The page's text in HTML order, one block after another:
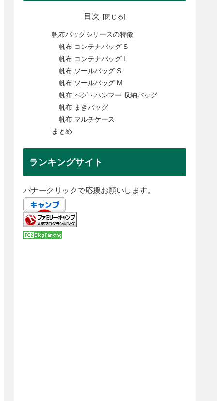
目次
帆布バッグシリーズの特徴
帆布 コンテナバッグ S
帆布 コンテナバッグ L
帆布 ツールバッグ S
帆布 ツールバッグ M
帆布 ペグ・ハンマー 収納バッグ
帆布 まきバッグ
帆布 マルチケース
まとめ
ランキングサイト
バナークリックで応援お願いします。